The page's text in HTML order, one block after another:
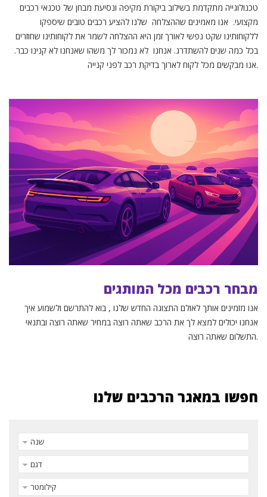
טכנולוגייה מתקדמת בשילוב ביקורת מקיפה ונסיעת מבחן של טכנאי רכבים
מקצועי. אנו מאמינים שההצלחה שלנו להציע רכבים טובים שיספקו
ללקוחותינו שקט נפשי לאורך זמן היא ההצלחה לשמר את לקוחותינו שחוזרים
בכל כמה שנים להשתדרג. אנחנו לא נמכור לך משהו שאנחנו לא קנינו כבר.
אנו מבקשים מכל לקוח לארוך בדיקת רכב לפני קנייה.
Race Ready
מבחר רכבים מכל המותגים
אנו מזמינים אותך לאולם התצוגה החדש שלנו , בוא להתרשם ולשמוע איך
אנחנו יכולים למצא לך את הרכב שאתה רוצה במחיר שאתה רוצה ובתנאי
התשלום שאתה רוצה.
חפשו במאגר הרכבים שלנו
שנה
דגם
קילומטר